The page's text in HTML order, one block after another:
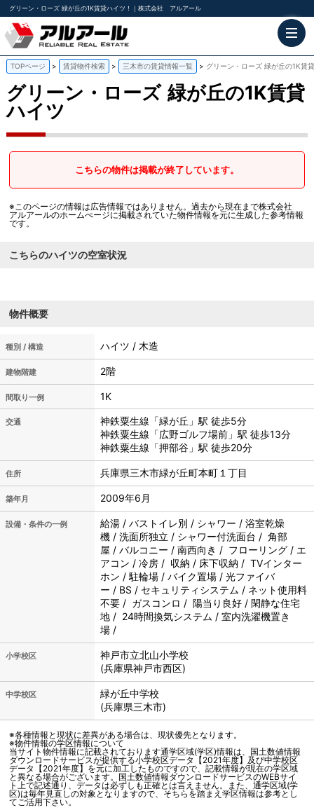
グリーン・ローズ 緑が丘の1K賃貸ハイツ！｜株式会社 アルアール
TOPページ 賃貸物件検索 三木市の賃貸情報一覧 グリーン・ローズ 緑が丘の1K賃
グリーン・ローズ 緑が丘の1K賃貸
ハイツ
こちらの物件は掲載が終了しています。
※このページの情報は広告情報ではありません。過去から現在まで株式会社
アルアールのホームぺージに掲載されていた物件情報を元に生成した参考情報
です。
こちらのハイツの空室状況
物件概要
種別 / 構造 ハイツ / 木造
建物階建 2階
間取り一例 1K
交通
神鉄粟生線「緑が丘」駅 徒歩5分
神鉄粟生線「広野ゴルフ場前」駅 徒歩13分
神鉄粟生線「押部谷」駅 徒歩20分
住所 兵庫県三木市緑が丘町本町１丁目
築年月 2009年6月
設備・条件の一例
給湯 / バストイレ別 / シャワー / 浴室乾燥
機 / 洗面所独立 / シャワー付洗面台 / 角部
屋 / バルコニー / 南西向き / フローリング / エ
アコン / 冷房 / 収納 / 床下収納 / TVインター
ホン / 駐輪場 / バイク置場 / 光ファイバ
ー / BS / セキュリティシステム / ネット使用料
不要 / ガスコンロ / 陽当り良好 / 閑静な住宅
地 / 24時間換気システム / 室内洗濯機置き
場 /
小学校区 神戸市立北山小学校
(兵庫県神戸市西区)
中学校区
緑が丘中学校
(兵庫県三木市)
※各種情報と現状に差異がある場合は、現状優先となります。
※物件情報の学区情報について
当サイト物件情報に記載されております通学区域(学区)情報は、国土数値情報
ダウンロードサービスが提供する小学校区データ【2021年度】及び中学校区
データ【2021年度】を元に加工したものですので、記載情報が現在の学区域
と異なる場合がございます。国土数値情報ダウンロードサービスのWEBサイ
ト上で記述通り、データは必ずしも正確とは言えません。また、通学区域(学
区)は毎年見直しの対象となりますので、そちらを踏まえ学区情報は参考とし
てご活用下さい。